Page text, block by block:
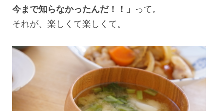
今まで知らなかったんだ！！」 って。
それが、楽しくて楽しくて。